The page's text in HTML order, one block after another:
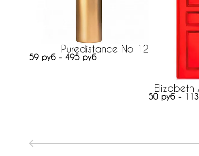
Puredistance No 12
59 руб - 495 руб
Elizabeth
50 руб -